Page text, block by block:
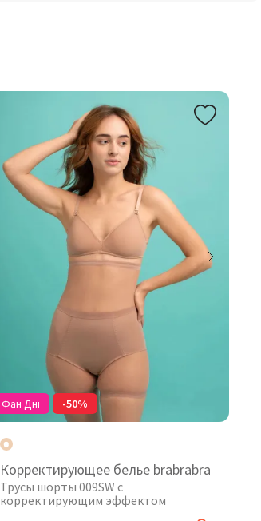
Фан Дні -50%
Корректирующее белье brabrabra
Трусы шорты 009SW с
корректирующим эффектом